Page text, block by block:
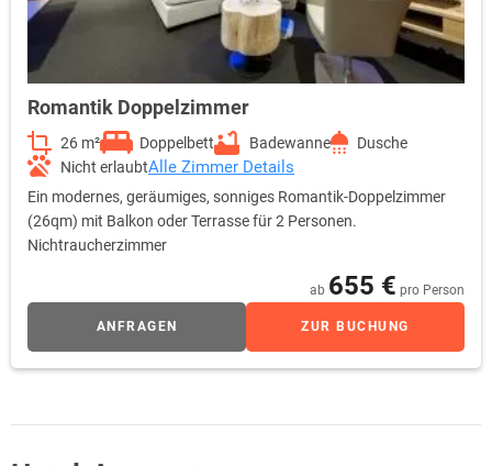
Romantik Doppelzimmer
26 m² Doppelbett Badewanne
Dusche
Nicht erlaubtAlle Zimmer Details
Ein modernes, geräumiges, sonniges Romantik-Doppelzimmer
(26qm) mit Balkon oder Terrasse für 2 Personen.
Nichtraucherzimmer
ab 655 € pro Person
ANFRAGEN ZUR BUCHUNG